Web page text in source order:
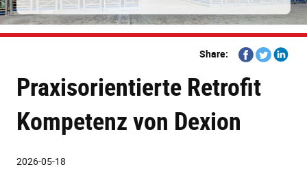
Share:
Share
on
Facebook
Share
on
Twitter
Share
Praxisorientierte Retrofit
Kompetenz von Dexion
2026-05-18